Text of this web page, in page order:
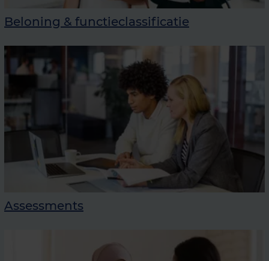
Beloning & functieclassificatie
Assessments